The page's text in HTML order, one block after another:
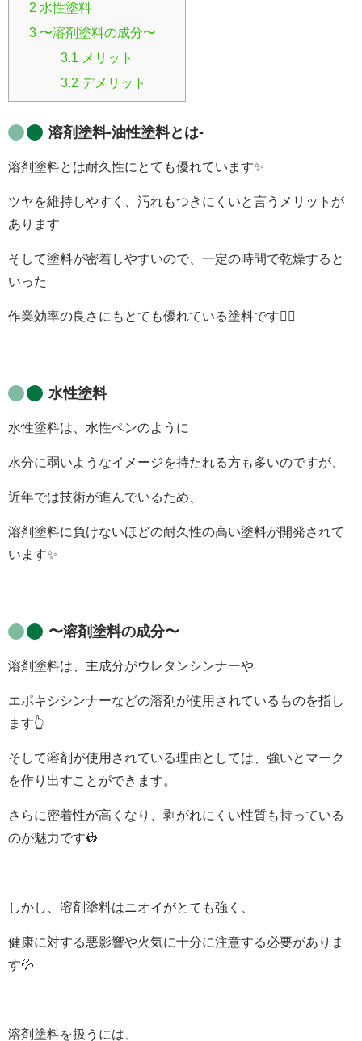
2 水性塗料
3 〜溶剤塗料の成分〜
3.1 メリット
3.2 デメリット
溶剤塗料-油性塗料とは-
溶剤塗料とは耐久性にとても優れています✨
ツヤを維持しやすく、汚れもつきにくいと言うメリットが
あります
そして塗料が密着しやすいので、一定の時間で乾燥すると
いった
作業効率の良さにもとても優れている塗料です💁‍♀️
水性塗料
水性塗料は、水性ペンのように
水分に弱いようなイメージを持たれる方も多いのですが、
近年では技術が進んでいるため、
溶剤塗料に負けないほどの耐久性の高い塗料が開発されて
います✨
〜溶剤塗料の成分〜
溶剤塗料は、主成分がウレタンシンナーや
エポキシシンナーなどの溶剤が使用されているものを指し
ます👆
そして溶剤が使用されている理由としては、強いとマーク
を作り出すことができます。
さらに密着性が高くなり、剥がれにくい性質も持っている
のが魅力です👷
しかし、溶剤塗料はニオイがとても強く、
健康に対する悪影響や火気に十分に注意する必要がありま
す💦
溶剤塗料を扱うには、